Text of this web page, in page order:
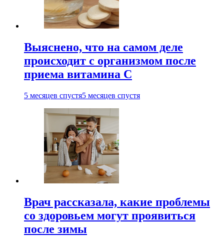
Выяснено, что на самом деле
происходит с организмом после
приема витамина С
5 месяцев спустя5 месяцев спустя
Врач рассказала, какие проблемы
со здоровьем могут проявиться
после зимы